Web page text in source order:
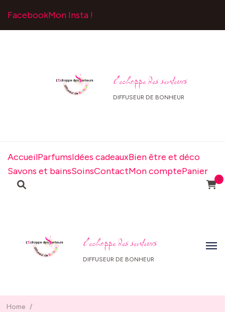
FacebookMon Insta !
l echoppe des senteurs
DIFFUSEUR DE BONHEUR
AccueilParfumsIdées cadeauxBien être et déco
Savons et bainsSoinsContactMon comptePanier
0
l echoppe des senteurs
DIFFUSEUR DE BONHEUR
Home /